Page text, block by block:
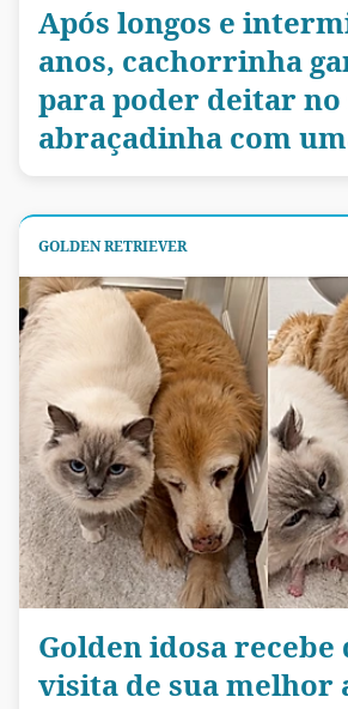
Após longos e
anos, cachorrinha
para poder deitar no
abraçadinha com
GOLDEN RETRIEVER
Golden idosa recebe
visita de sua melhor